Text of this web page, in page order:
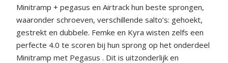
Minitramp + pegasus en Airtrack hun beste sprongen,
waaronder schroeven, verschillende salto’s: gehoekt,
gestrekt en dubbele. Femke en Kyra wisten zelfs een
perfecte 4.0 te scoren bij hun sprong op het onderdeel
Minitramp met Pegasus . Dit is uitzonderlijk en